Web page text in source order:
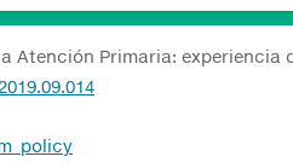
Primaria: experiencia